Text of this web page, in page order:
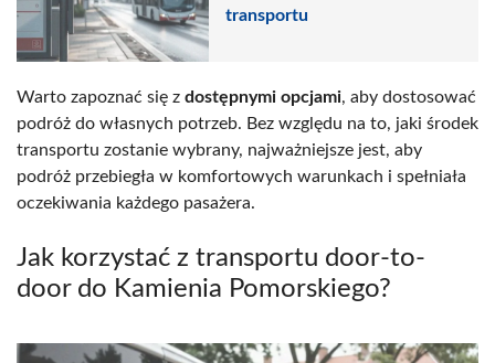
transportu
Warto zapoznać się z dostępnymi opcjami, aby dostosować
podróż do własnych potrzeb. Bez względu na to, jaki środek
transportu zostanie wybrany, najważniejsze jest, aby
podróż przebiegła w komfortowych warunkach i spełniała
oczekiwania każdego pasażera.
Jak korzystać z transportu door-to-
door do Kamienia Pomorskiego?